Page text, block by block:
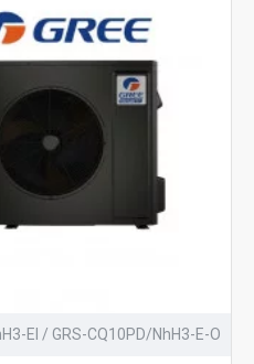
EI / GRS-CQ10PD/NhH3-E-O